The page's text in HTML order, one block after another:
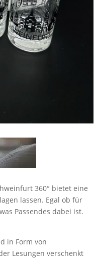
360° bietet eine
lassen. Egal ob für
Passendes dabei ist.
in Form von
Lesungen verschenkt